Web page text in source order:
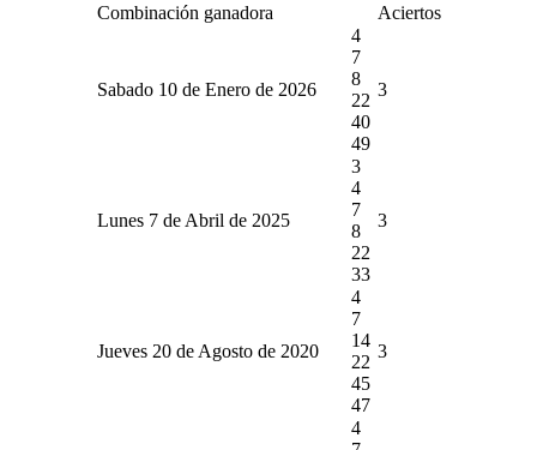
Combinación ganadora Aciertos
Sabado 10 de Enero de 2026
4
7
8
22
40
49
3
Lunes 7 de Abril de 2025
3
4
7
8
22
33
3
Jueves 20 de Agosto de 2020
4
7
14
22
45
47
3
4